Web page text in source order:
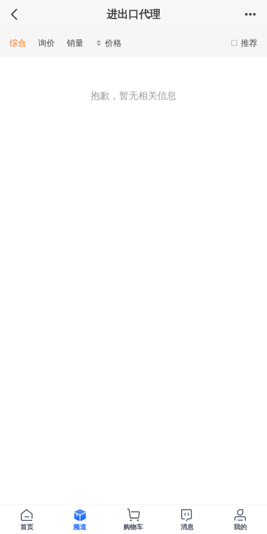
进出口代理
推荐
综合 询价 销量 价格
抱歉，暂无相关信息
首页 频道 购物车 消息 我的